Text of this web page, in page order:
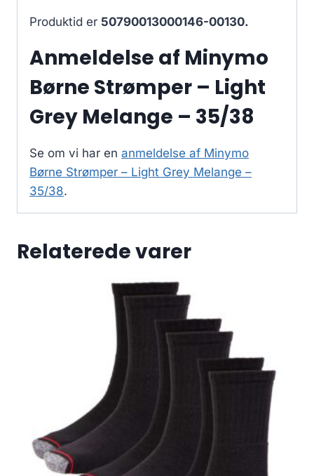
Produktid er 50790013000146-00130.
Anmeldelse af Minymo
Børne Strømper – Light
Grey Melange – 35/38
Se om vi har en anmeldelse af Minymo
Børne Strømper – Light Grey Melange –
35/38.
Relaterede varer